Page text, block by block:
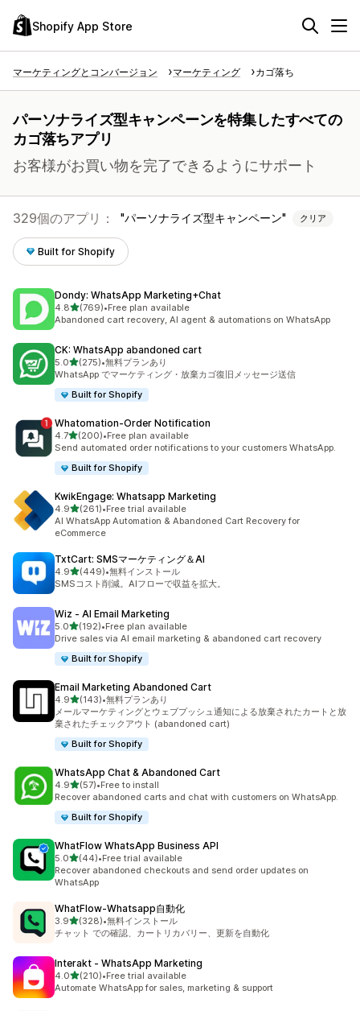
Shopify App Store
マーケティングとコンバージョン マーケティング カゴ落ち
パーソナライズ型キャンペーンを特集したすべての
カゴ落ちアプリ
お客様がお買い物を完了できるようにサポート
329個のアプリ： パーソナライズ型キャンペーン クリア
Built for Shopify
Dondy: WhatsApp Marketing+Chat
4.85つ星中
(769)
合計レビュー数：769件
•Free plan available
Abandoned cart recovery, AI agent & automations on WhatsApp
CK: WhatsApp abandoned cart
5.05つ星中
(275)
合計レビュー数：275件
•無料プランあり
WhatsApp でマーケティング・放棄カゴ復旧メッセージ送信
Built for Shopify
Whatomation‑Order Notification
4.75つ星中
(200)
合計レビュー数：200件
•Free plan available
Send automated order notifications to your customers WhatsApp.
Built for Shopify
KwikEngage: Whatsapp Marketing
4.95つ星中
(261)
合計レビュー数：261件
•Free trial available
AI WhatsApp Automation & Abandoned Cart Recovery for
eCommerce
TxtCart: SMSマーケティング＆AI
4.95つ星中
(449)
合計レビュー数：449件
•無料インストール
SMSコスト削減。AIフローで収益を拡大。
Wiz ‑ AI Email Marketing
5.05つ星中
(192)
合計レビュー数：192件
•Free plan available
Drive sales via AI email marketing & abandoned cart recovery
Built for Shopify
Email Marketing Abandoned Cart
4.95つ星中
(143)
合計レビュー数：143件
•無料プランあり
メールマーケティングとウェブプッシュ通知による放棄されたカートと放
棄されたチェックアウト (abandoned cart)
Built for Shopify
WhatsApp Chat & Abandoned Cart
4.95つ星中
(57)
合計レビュー数：57件
•Free to install
Recover abandoned carts and chat with customers on WhatsApp.
Built for Shopify
WhatFlow WhatsApp Business API
5.05つ星中
(44)
合計レビュー数：44件
•Free trial available
Recover abandoned checkouts and send order updates on
WhatsApp
WhatFlow‑Whatsapp自動化
3.95つ星中
(328)
合計レビュー数：328件
•無料インストール
チャット での確認、カートリカバリー、更新を自動化
Interakt ‑ WhatsApp Marketing
4.05つ星中
(210)
合計レビュー数：210件
•Free trial available
Automate WhatsApp for sales, marketing & support